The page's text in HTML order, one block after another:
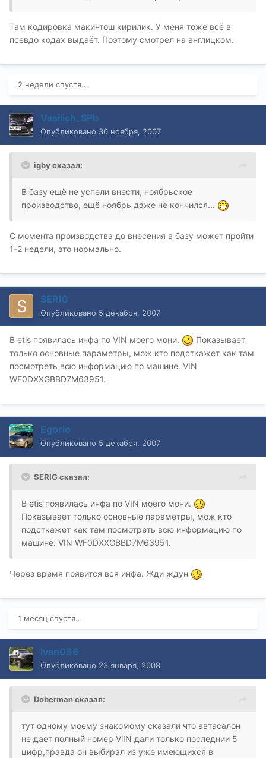
Там кодировка макинтош кирилик. У меня тоже всё в
псевдо кодах выдаёт. Поэтому смотрел на англицком.
2 недели спустя...
Vasilich_SPb
Опубликовано 30 ноября, 2007
igby сказал:
В базу ещё не успели внести, ноябрьское
производство, ещё ноябрь даже не кончился...
С момента производства до внесения в базу может пройти
1-2 недели, это нормально.
SERIG
Опубликовано 5 декабря, 2007
В etis появилась инфа по VIN моего мони.
Показывает
только основные параметры, мож кто подсткажет как там
посмотреть всю информацию по машине. VIN
WF0DXXGBBD7M63951.
Egorlo
Опубликовано 5 декабря, 2007
SERIG сказал:
В etis появилась инфа по VIN моего мони.
Показывает только основные параметры, мож кто
подсткажет как там посмотреть всю информацию по
машине. VIN WF0DXXGBBD7M63951.
Через время появится вся инфа. Жди ждун
1 месяц спустя...
Ivan066
Опубликовано 23 января, 2008
Doberman сказал:
тут одному моему знакомому сказали что автасалон
не дает полный номер ViIN дали только последнии 5
цифр,правда он выбирал из уже имеющихся в